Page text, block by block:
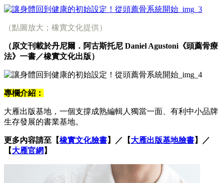
（點圖放大；橡實文化提供）
（原文刊載於丹尼爾．阿古斯托尼 Daniel Agustoni《頭薦骨療
法》一書／橡實文化出版）
專欄介紹：
大雁出版基地，一個支撐成熟編輯人獨當一面、有利中小品牌
生存發展的書業基地。
更多內容請至【橡實文化臉書】​／【大雁出版基地臉書】／
【大雁官網 】